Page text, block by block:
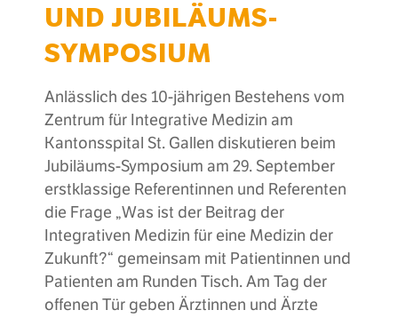
UND JUBILÄUMS-
SYMPOSIUM
Anlässlich des 10-jährigen Bestehens vom
Zentrum für Integrative Medizin am
Kantonsspital St. Gallen diskutieren beim
Jubiläums-Symposium am 29. September
erstklassige Referentinnen und Referenten
die Frage „Was ist der Beitrag der
Integrativen Medizin für eine Medizin der
Zukunft?“ gemeinsam mit Patientinnen und
Patienten am Runden Tisch. Am Tag der
offenen Tür geben Ärztinnen und Ärzte